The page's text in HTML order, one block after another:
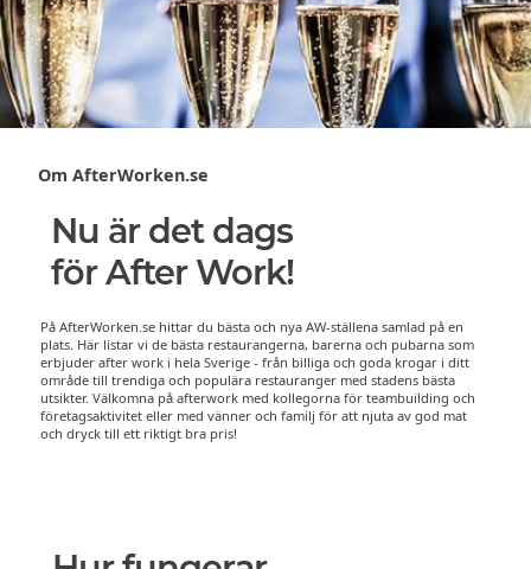
Om AfterWorken.se
Nu är det dags
för After Work!
På AfterWorken.se hittar du bästa och nya AW-ställena samlad på en
plats. Här listar vi de bästa restaurangerna, barerna och pubarna som
erbjuder after work i hela Sverige - från billiga och goda krogar i ditt
område till trendiga och populära restauranger med stadens bästa
utsikter. Välkomna på afterwork med kollegorna för teambuilding och
företagsaktivitet eller med vänner och familj för att njuta av god mat
och dryck till ett riktigt bra pris!